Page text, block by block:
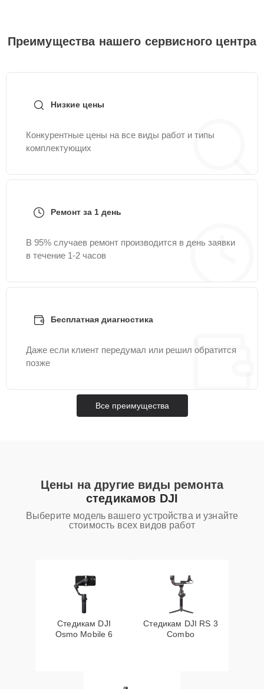
Преимущества нашего сервисного центра
Низкие цены
Конкурентные цены на все виды работ и типы
комплектующих
Ремонт за 1 день
В 95% случаев ремонт производится в день заявки
в течение 1-2 часов
Бесплатная диагностика
Даже если клиент передумал или решил обратится
позже
Все преимущества
Цены на другие виды ремонта
стедикамов DJI
Выберите модель вашего устройства и узнайте
стоимость всех видов работ
Стедикам DJI
Osmo Mobile 6
Стедикам DJI RS 3
Combo